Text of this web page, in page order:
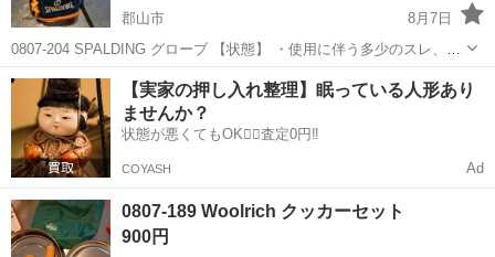
郡山市
8月7日
0807-204 SPALDING グローブ 【状態】 ・使用に伴う多少のスレ、キ
ズ、落としきれない汚れなどございます ・詳細は現地でご確認くださ
い ・お値引きは出来かねますのでご了承願います ※中古品のた...
福島 郡山市 野球 SPALDING
【実家の押し入れ整理】眠っている人形あり
ませんか？
状態が悪くてもOK🙆‍♀️査定0円‼️
COYASH Ad
0807-189 Woolrich クッカーセット
900円